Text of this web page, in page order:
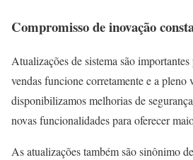
Compromisso de inovação
Atualizações de sistema são
vendas funcione corretamente e a pleno
disponibilizamos melhorias de
novas funcionalidades para oferecer
As atualizações também são sinônimo